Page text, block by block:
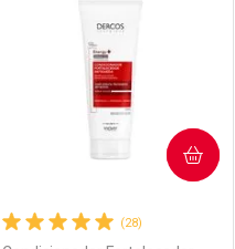
Dermaclub
Por Menos
(28)
COMPRAR